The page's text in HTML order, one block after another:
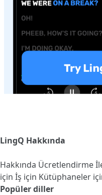
LingQ Hakkında
Hakkında Ücretlendirme
için İş için Kütüphaneler
Popüler diller